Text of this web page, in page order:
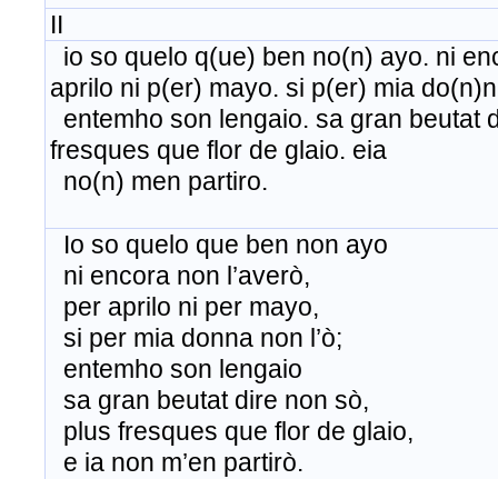
II
io so quelo q(ue) ben no(n) ayo. ni
aprilo ni p(er) mayo. si p(er) mia
entemho son lengaio. sa gran beutat
fresques que flor de glaio. eia
no(n) men partiro.
Io so quelo que ben non ayo
ni encora non l’averò,
per aprilo ni per mayo,
si per mia donna non l’ò;
entemho son lengaio
sa gran beutat dire non sò,
plus fresques que flor de glaio,
e ia non m’en partirò.